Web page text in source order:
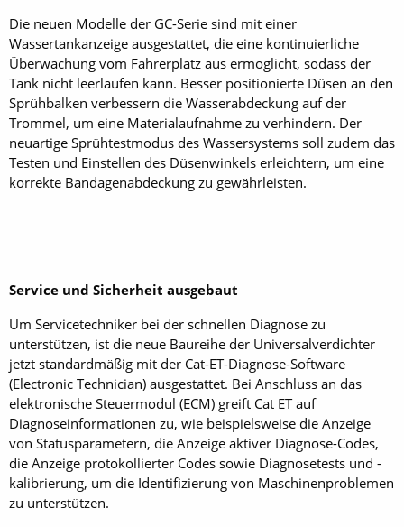
Die neuen Modelle der GC-Serie sind mit einer
Wassertankanzeige ausgestattet, die eine kontinuierliche
Überwachung vom Fahrerplatz aus ermöglicht, sodass der
Tank nicht leerlaufen kann. Besser positionierte Düsen an den
Sprühbalken verbessern die Wasserabdeckung auf der
Trommel, um eine Materialaufnahme zu verhindern. Der
neuartige Sprühtestmodus des Wassersystems soll zudem das
Testen und Einstellen des Düsenwinkels erleichtern, um eine
korrekte Bandagenabdeckung zu gewährleisten.
Service und Sicherheit ausgebaut
Um Servicetechniker bei der schnellen Diagnose zu
unterstützen, ist die neue Baureihe der Universalverdichter
jetzt standardmäßig mit der Cat-ET-Diagnose-Software
(Electronic Technician) ausgestattet. Bei Anschluss an das
elektronische Steuermodul (ECM) greift Cat ET auf
Diagnoseinformationen zu, wie beispielsweise die Anzeige
von Statusparametern, die Anzeige aktiver Diagnose-Codes,
die Anzeige protokollierter Codes sowie Diagnosetests und -
kalibrierung, um die Identifizierung von Maschinenproblemen
zu unterstützen.